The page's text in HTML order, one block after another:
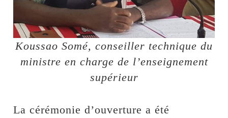
Koussao Somé, conseiller technique du
ministre en charge de l’enseignement
supérieur
La cérémonie d’ouverture a été